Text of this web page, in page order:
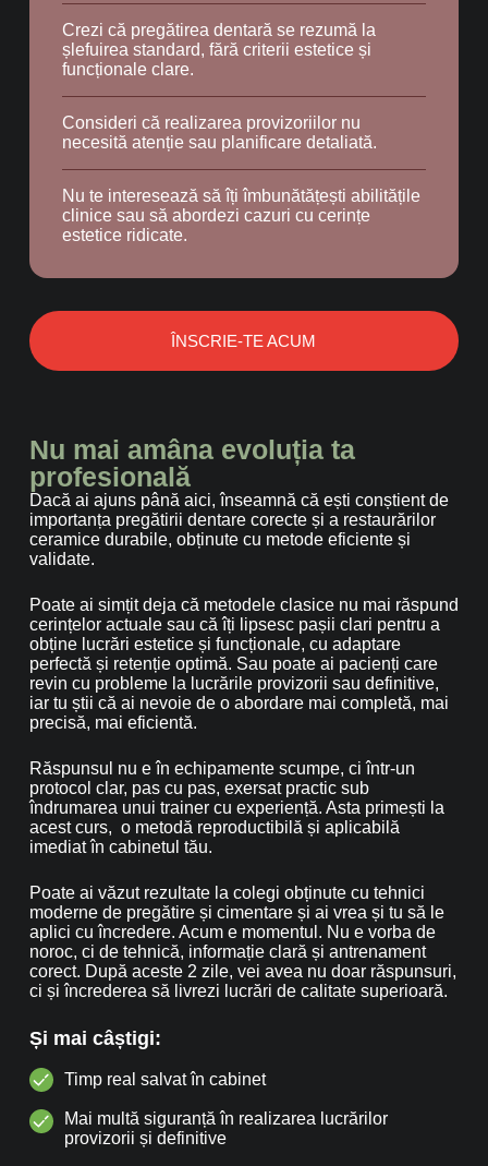
Crezi că pregătirea dentară se rezumă la
șlefuirea standard, fără criterii estetice și
funcționale clare.
Consideri că realizarea provizoriilor nu
necesită atenție sau planificare detaliată.
Nu te interesează să îți îmbunătățești abilitățile
clinice sau să abordezi cazuri cu cerințe
estetice ridicate.
ÎNSCRIE-TE ACUM
Nu mai amâna evoluția ta
profesională
Dacă ai ajuns până aici, înseamnă că ești conștient de
importanța pregătirii dentare corecte și a restaurărilor
ceramice durabile, obținute cu metode eficiente și
validate.
Poate ai simțit deja că metodele clasice nu mai răspund
cerințelor actuale sau că îți lipsesc pașii clari pentru a
obține lucrări estetice și funcționale, cu adaptare
perfectă și retenție optimă. Sau poate ai pacienți care
revin cu probleme la lucrările provizorii sau definitive,
iar tu știi că ai nevoie de o abordare mai completă, mai
precisă, mai eficientă.
Răspunsul nu e în echipamente scumpe, ci într-un
protocol clar, pas cu pas, exersat practic sub
îndrumarea unui trainer cu experiență. Asta primești la
acest curs, o metodă reproductibilă și aplicabilă
imediat în cabinetul tău.
Poate ai văzut rezultate la colegi obținute cu tehnici
moderne de pregătire și cimentare și ai vrea și tu să le
aplici cu încredere. Acum e momentul. Nu e vorba de
noroc, ci de tehnică, informație clară și antrenament
corect. După aceste 2 zile, vei avea nu doar răspunsuri,
ci și încrederea să livrezi lucrări de calitate superioară.
Și mai câștigi:
Timp real salvat în cabinet
Mai multă siguranță în realizarea lucrărilor
provizorii și definitive